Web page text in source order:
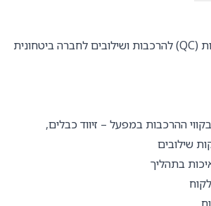
דרוש/ה מבקר/ת איכות (QC) להרכבות ושילובים לחברה ביטחונית
ההרכבות במפעל – זיווד כבלים,
שילובים
בתהליך